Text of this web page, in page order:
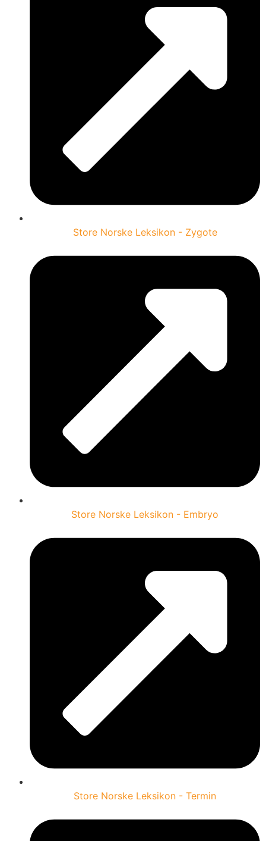
Store Norske Leksikon - Zygote
Store Norske Leksikon - Embryo
Store Norske Leksikon - Termin